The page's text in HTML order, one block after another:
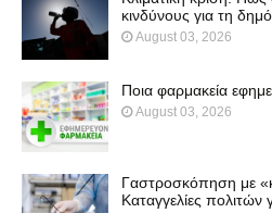
κινδύνους για τη
August 03, 2026
Ποια φαρμακεία
August 03, 2026
Γαστροσκόπηση με
Kαταγγελίες